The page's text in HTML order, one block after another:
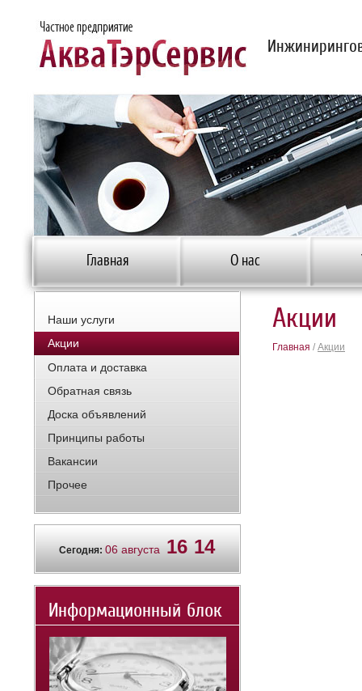
Главная О нас
Наши услуги
Акции
Оплата и доставка
Обратная связь
Доска объявлений
Принципы работы
Вакансии
Прочее
Сегодня: 06 августа 16 14
Информационный блок
Акции
Главная / Акции